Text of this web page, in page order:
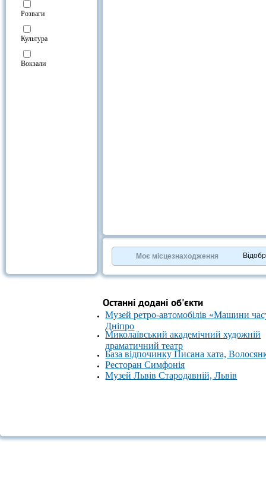
Розваги
Культура
Вокзали
Моє місцезнаходження
Останні додані об'єкти
Музей ретро-автомобілів «Машини
Дніпро
Миколаївський академічний художній
драматичний театр
База відпочинку Писана хата,
Ресторан Симфонія
Музей Львів Стародавній, Львів